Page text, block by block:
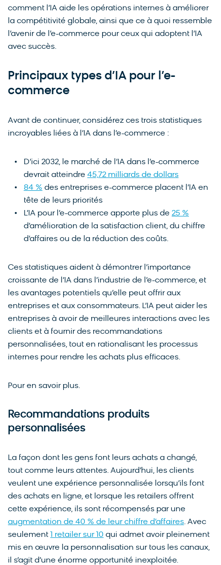
comment l’IA aide les opérations internes à améliorer
la compétitivité globale, ainsi que ce à quoi ressemble
l’avenir de l’e-commerce pour ceux qui adoptent l’IA
avec succès.
Principaux types d’IA pour l’e-
commerce
Avant de continuer, considérez ces trois statistiques
incroyables liées à l’IA dans l’e-commerce :
D’ici 2032, le marché de l’IA dans l’e-commerce
devrait atteindre 45,72 milliards de dollars
84 % des entreprises e-commerce placent l’IA en
tête de leurs priorités
L’IA pour l’e-commerce apporte plus de 25 %
d’amélioration de la satisfaction client, du chiffre
d’affaires ou de la réduction des coûts.
Ces statistiques aident à démontrer l’importance
croissante de l’IA dans l’industrie de l’e-commerce, et
les avantages potentiels qu’elle peut offrir aux
entreprises et aux consommateurs. L’IA peut aider les
entreprises à avoir de meilleures interactions avec les
clients et à fournir des recommandations
personnalisées, tout en rationalisant les processus
internes pour rendre les achats plus efficaces.
Pour en savoir plus.
Recommandations produits
personnalisées
La façon dont les gens font leurs achats a changé,
tout comme leurs attentes. Aujourd’hui, les clients
veulent une expérience personnalisée lorsqu’ils font
des achats en ligne, et lorsque les retailers offrent
cette expérience, ils sont récompensés par une
augmentation de 40 % de leur chiffre d’affaires. Avec
seulement
1 retailer sur 10 qui admet avoir pleinement
mis en œuvre la personnalisation sur tous les canaux,
il s’agit d’une énorme opportunité inexploitée.